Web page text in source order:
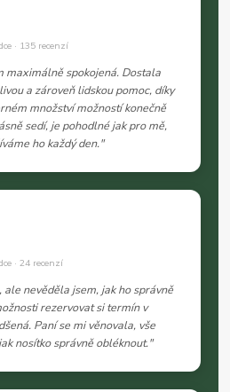
· 135 recenzí
maximálně spokojená. Dostala
a zároveň lidskou pomoc, díky
množství možností konečně
sedí, je pohodlné jak pro mě,
ho každý den."
· 24 recenzí
ale nevěděla jsem, jak ho správně
rezervovat si termín v
Paní se mi věnovala, vše
nosítko správně obléknout."